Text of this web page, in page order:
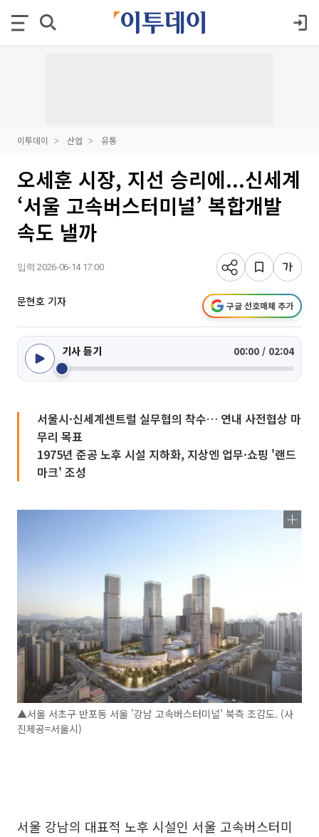
이투데이 산업 유통
오세훈 시장, 지선 승리에...신세계
‘서울 고속버스터미널’ 복합개발
속도 낼까
입력 2026-06-14 17:00
문현호 기자 구글 선호매체 추가
기사 듣기 00:00 / 02:04
서울시·신세계센트럴 실무협의 착수… 연내 사전협상 마
무리 목표
1975년 준공 노후 시설 지하화, 지상엔 업무·쇼핑 '랜드
마크' 조성
▲서울 서초구 반포동 서울 '강남 고속버스터미널' 북측 조감도. (사
진제공=서울시)
서울 강남의 대표적 노후 시설인 서울 고속버스터미